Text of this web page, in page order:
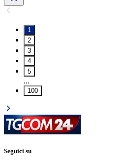
1
2
3
4
5
...
100
Seguici su